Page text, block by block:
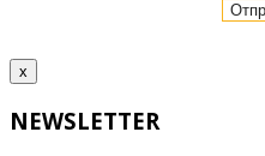
x
NEWSLETTER